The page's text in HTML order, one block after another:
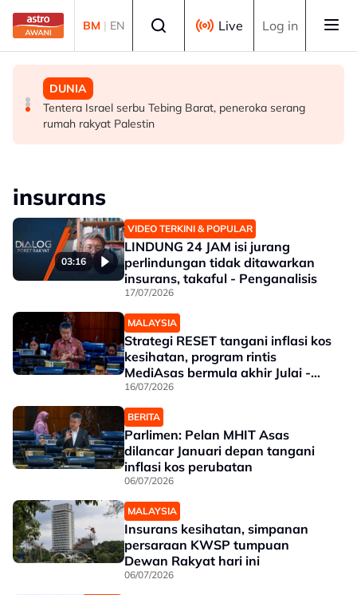
Skip to main content
BM | EN Live Log in
MALAYSIA
Tindakan AKPS sita kontena bawa muatan ke Israel
bukti ketegasan Malaysia - PM Anwar
MALAYSIA
AKPS tahan kontena disyaki bawa dagangan untuk
dieksport ke Israel
DUNIA
Tentera Israel serbu Tebing Barat, peneroka serang
rumah rakyat Palestin
insurans
03:16
VIDEO TERKINI & POPULAR
LINDUNG 24 JAM isi jurang
perlindungan tidak ditawarkan
insurans, takaful - Penganalisis
17/07/2026
MALAYSIA
Strategi RESET tangani inflasi kos
kesihatan, program rintis
MediAsas bermula akhir Julai -
Liew
16/07/2026
BERITA
Parlimen: Pelan MHIT Asas
dilancar Januari depan tangani
inflasi kos perubatan
06/07/2026
MALAYSIA
Insurans kesihatan, simpanan
persaraan KWSP tumpuan
Dewan Rakyat hari ini
06/07/2026